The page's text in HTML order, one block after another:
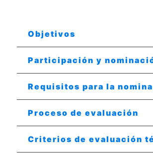
Objetivos
Participación y
Requisitos para la
Proceso de evaluación
Criterios de evaluación